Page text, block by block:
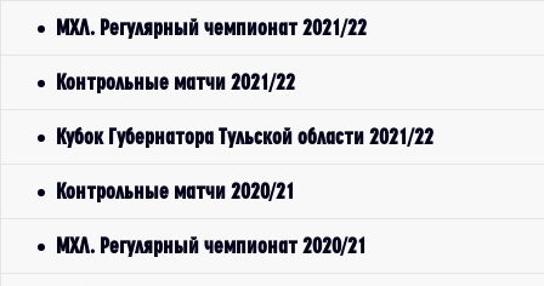
МХЛ. Регулярный чемпионат 2021/22
Контрольные матчи 2021/22
Кубок Губернатора Тульской области 2021/22
Контрольные матчи 2020/21
МХЛ. Регулярный чемпионат 2020/21